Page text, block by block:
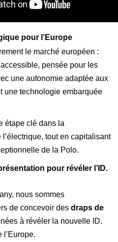
pour l’Europe
le marché européen :
pensée pour les
une autonomie adaptée aux
une technologie embarquée
étape clé dans la
tout en capitalisant
de la Polo.
pour révéler l’ID.
nous sommes
de concevoir des draps de
à révéler la nouvelle ID.
l’Europe.